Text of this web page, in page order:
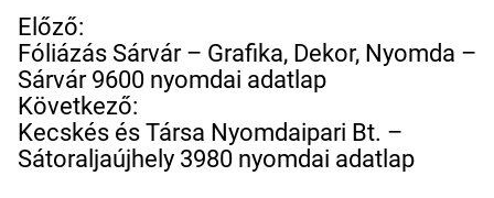
B
e
j
e
g
y
z
Előző:
Fóliázás Sárvár – Grafika, Dekor, Nyomda –
Sárvár 9600 nyomdai adatlap
Következő:
Kecskés és Társa Nyomdaipari Bt. –
Sátoraljaújhely 3980 nyomdai adatlap